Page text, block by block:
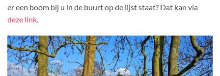
er een boom bij u in de buurt op de lijst staat? Dat kan via
deze link